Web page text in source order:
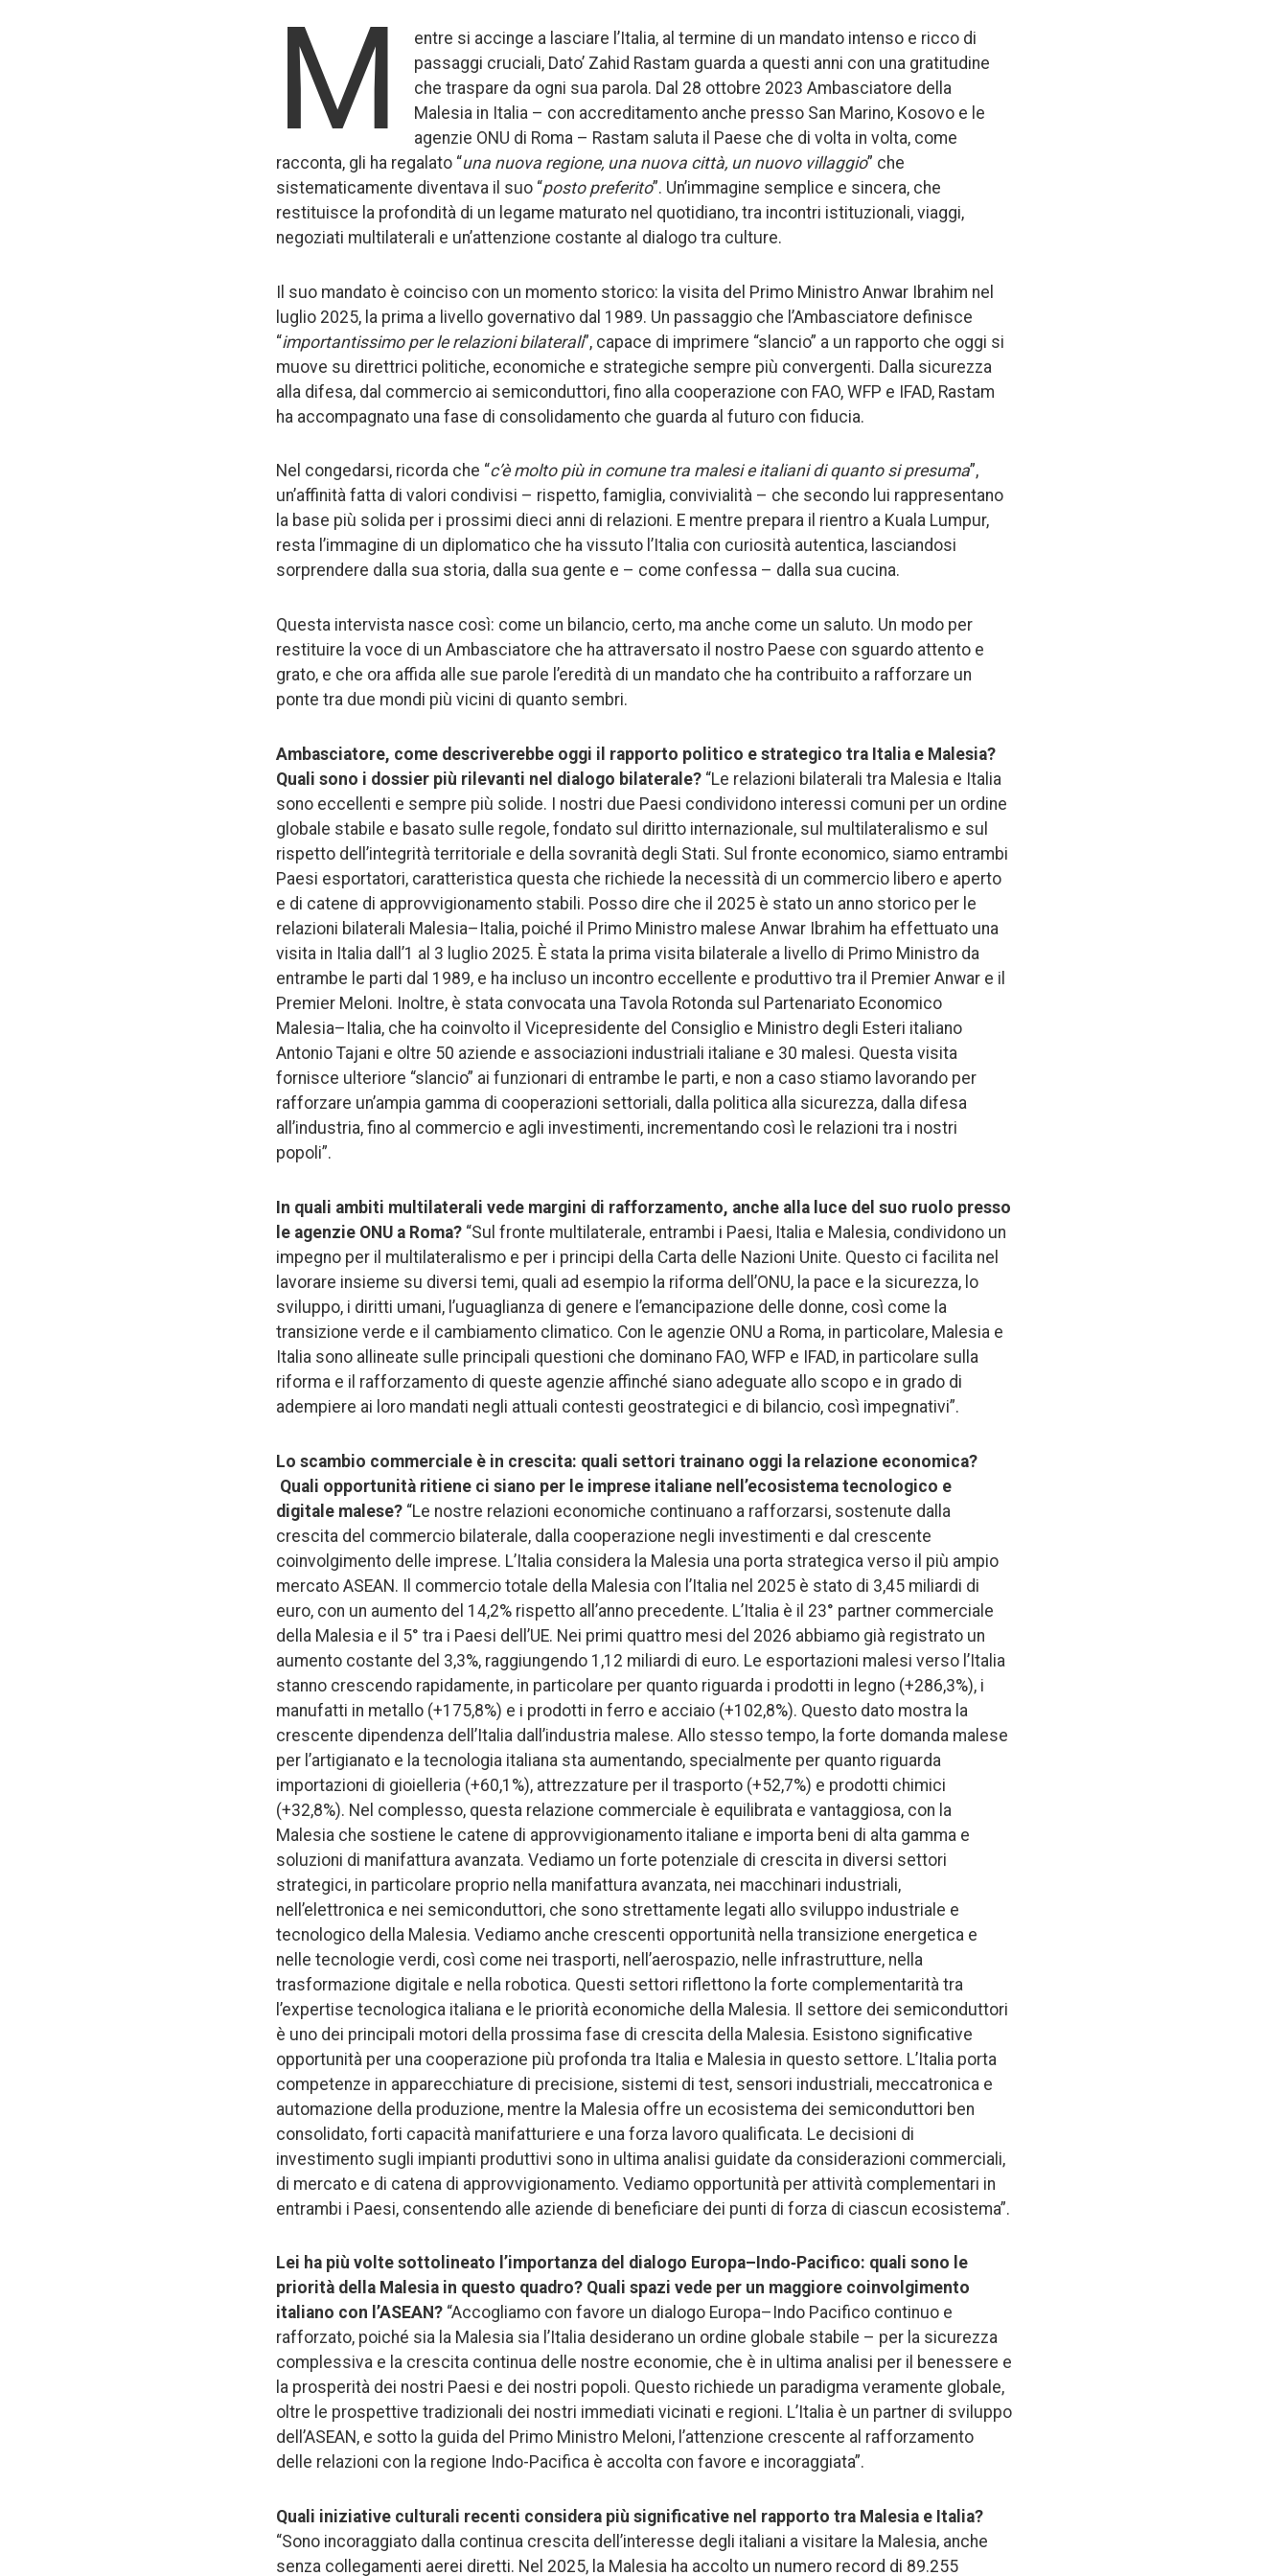
M
entre si accinge a lasciare l’Italia, al termine di un mandato intenso e ricco di
passaggi cruciali, Dato’ Zahid Rastam guarda a questi anni con una gratitudine
che traspare da ogni sua parola. Dal 28 ottobre 2023 Ambasciatore della
Malesia in Italia – con accreditamento anche presso San Marino, Kosovo e le
agenzie ONU di Roma – Rastam saluta il Paese che di volta in volta, come
racconta, gli ha regalato “una nuova regione, una nuova città, un nuovo villaggio” che
sistematicamente diventava il suo “posto preferito”. Un’immagine semplice e sincera, che
restituisce la profondità di un legame maturato nel quotidiano, tra incontri istituzionali, viaggi,
negoziati multilaterali e un’attenzione costante al dialogo tra culture.
Il suo mandato è coinciso con un momento storico: la visita del Primo Ministro Anwar Ibrahim nel
luglio 2025, la prima a livello governativo dal 1989. Un passaggio che l’Ambasciatore definisce
“importantissimo per le relazioni bilaterali”, capace di imprimere “slancio” a un rapporto che oggi si
muove su direttrici politiche, economiche e strategiche sempre più convergenti. Dalla sicurezza
alla difesa, dal commercio ai semiconduttori, fino alla cooperazione con FAO, WFP e IFAD, Rastam
ha accompagnato una fase di consolidamento che guarda al futuro con fiducia.
Nel congedarsi, ricorda che “c’è molto più in comune tra malesi e italiani di quanto si presuma”,
un’affinità fatta di valori condivisi – rispetto, famiglia, convivialità – che secondo lui rappresentano
la base più solida per i prossimi dieci anni di relazioni. E mentre prepara il rientro a Kuala Lumpur,
resta l’immagine di un diplomatico che ha vissuto l’Italia con curiosità autentica, lasciandosi
sorprendere dalla sua storia, dalla sua gente e – come confessa – dalla sua cucina.
Questa intervista nasce così: come un bilancio, certo, ma anche come un saluto. Un modo per
restituire la voce di un Ambasciatore che ha attraversato il nostro Paese con sguardo attento e
grato, e che ora affida alle sue parole l’eredità di un mandato che ha contribuito a rafforzare un
ponte tra due mondi più vicini di quanto sembri.
Ambasciatore, come descriverebbe oggi il rapporto politico e strategico tra Italia e Malesia?
Quali sono i dossier più rilevanti nel dialogo bilaterale? “Le relazioni bilaterali tra Malesia e Italia
sono eccellenti e sempre più solide. I nostri due Paesi condividono interessi comuni per un ordine
globale stabile e basato sulle regole, fondato sul diritto internazionale, sul multilateralismo e sul
rispetto dell’integrità territoriale e della sovranità degli Stati. Sul fronte economico, siamo entrambi
Paesi esportatori, caratteristica questa che richiede la necessità di un commercio libero e aperto
e di catene di approvvigionamento stabili. Posso dire che il 2025 è stato un anno storico per le
relazioni bilaterali Malesia–Italia, poiché il Primo Ministro malese Anwar Ibrahim ha effettuato una
visita in Italia dall’1 al 3 luglio 2025. È stata la prima visita bilaterale a livello di Primo Ministro da
entrambe le parti dal 1989, e ha incluso un incontro eccellente e produttivo tra il Premier Anwar e il
Premier Meloni. Inoltre, è stata convocata una Tavola Rotonda sul Partenariato Economico
Malesia–Italia, che ha coinvolto il Vicepresidente del Consiglio e Ministro degli Esteri italiano
Antonio Tajani e oltre 50 aziende e associazioni industriali italiane e 30 malesi. Questa visita
fornisce ulteriore “slancio” ai funzionari di entrambe le parti, e non a caso stiamo lavorando per
rafforzare un’ampia gamma di cooperazioni settoriali, dalla politica alla sicurezza, dalla difesa
all’industria, fino al commercio e agli investimenti, incrementando così le relazioni tra i nostri
popoli”.
In quali ambiti multilaterali vede margini di rafforzamento, anche alla luce del suo ruolo presso
le agenzie ONU a Roma? “Sul fronte multilaterale, entrambi i Paesi, Italia e Malesia, condividono un
impegno per il multilateralismo e per i principi della Carta delle Nazioni Unite. Questo ci facilita nel
lavorare insieme su diversi temi, quali ad esempio la riforma dell’ONU, la pace e la sicurezza, lo
sviluppo, i diritti umani, l’uguaglianza di genere e l’emancipazione delle donne, così come la
transizione verde e il cambiamento climatico. Con le agenzie ONU a Roma, in particolare, Malesia e
Italia sono allineate sulle principali questioni che dominano FAO, WFP e IFAD, in particolare sulla
riforma e il rafforzamento di queste agenzie affinché siano adeguate allo scopo e in grado di
adempiere ai loro mandati negli attuali contesti geostrategici e di bilancio, così impegnativi”.
Lo scambio commerciale è in crescita: quali settori trainano oggi la relazione economica?
Quali opportunità ritiene ci siano per le imprese italiane nell’ecosistema tecnologico e
digitale malese? “Le nostre relazioni economiche continuano a rafforzarsi, sostenute dalla
crescita del commercio bilaterale, dalla cooperazione negli investimenti e dal crescente
coinvolgimento delle imprese. L’Italia considera la Malesia una porta strategica verso il più ampio
mercato ASEAN. Il commercio totale della Malesia con l’Italia nel 2025 è stato di 3,45 miliardi di
euro, con un aumento del 14,2% rispetto all’anno precedente. L’Italia è il 23° partner commerciale
della Malesia e il 5° tra i Paesi dell’UE. Nei primi quattro mesi del 2026 abbiamo già registrato un
aumento costante del 3,3%, raggiungendo 1,12 miliardi di euro. Le esportazioni malesi verso l’Italia
stanno crescendo rapidamente, in particolare per quanto riguarda i prodotti in legno (+286,3%), i
manufatti in metallo (+175,8%) e i prodotti in ferro e acciaio (+102,8%). Questo dato mostra la
crescente dipendenza dell’Italia dall’industria malese. Allo stesso tempo, la forte domanda malese
per l’artigianato e la tecnologia italiana sta aumentando, specialmente per quanto riguarda
importazioni di gioielleria (+60,1%), attrezzature per il trasporto (+52,7%) e prodotti chimici
(+32,8%). Nel complesso, questa relazione commerciale è equilibrata e vantaggiosa, con la
Malesia che sostiene le catene di approvvigionamento italiane e importa beni di alta gamma e
soluzioni di manifattura avanzata. Vediamo un forte potenziale di crescita in diversi settori
strategici, in particolare proprio nella manifattura avanzata, nei macchinari industriali,
nell’elettronica e nei semiconduttori, che sono strettamente legati allo sviluppo industriale e
tecnologico della Malesia. Vediamo anche crescenti opportunità nella transizione energetica e
nelle tecnologie verdi, così come nei trasporti, nell’aerospazio, nelle infrastrutture, nella
trasformazione digitale e nella robotica. Questi settori riflettono la forte complementarità tra
l’expertise tecnologica italiana e le priorità economiche della Malesia. Il settore dei semiconduttori
è uno dei principali motori della prossima fase di crescita della Malesia. Esistono significative
opportunità per una cooperazione più profonda tra Italia e Malesia in questo settore. L’Italia porta
competenze in apparecchiature di precisione, sistemi di test, sensori industriali, meccatronica e
automazione della produzione, mentre la Malesia offre un ecosistema dei semiconduttori ben
consolidato, forti capacità manifatturiere e una forza lavoro qualificata. Le decisioni di
investimento sugli impianti produttivi sono in ultima analisi guidate da considerazioni commerciali,
di mercato e di catena di approvvigionamento. Vediamo opportunità per attività complementari in
entrambi i Paesi, consentendo alle aziende di beneficiare dei punti di forza di ciascun ecosistema”.
Lei ha più volte sottolineato l’importanza del dialogo Europa–Indo‑Pacifico: quali sono le
priorità della Malesia in questo quadro? Quali spazi vede per un maggiore coinvolgimento
italiano con l’ASEAN? “Accogliamo con favore un dialogo Europa–Indo Pacifico continuo e
rafforzato, poiché sia la Malesia sia l’Italia desiderano un ordine globale stabile – per la sicurezza
complessiva e la crescita continua delle nostre economie, che è in ultima analisi per il benessere e
la prosperità dei nostri Paesi e dei nostri popoli. Questo richiede un paradigma veramente globale,
oltre le prospettive tradizionali dei nostri immediati vicinati e regioni. L’Italia è un partner di sviluppo
dell’ASEAN, e sotto la guida del Primo Ministro Meloni, l’attenzione crescente al rafforzamento
delle relazioni con la regione Indo-Pacifica è accolta con favore e incoraggiata”.
Quali iniziative culturali recenti considera più significative nel rapporto tra Malesia e Italia?
“Sono incoraggiato dalla continua crescita dell’interesse degli italiani a visitare la Malesia, anche
senza collegamenti aerei diretti. Nel 2025, la Malesia ha accolto un numero record di 89.255